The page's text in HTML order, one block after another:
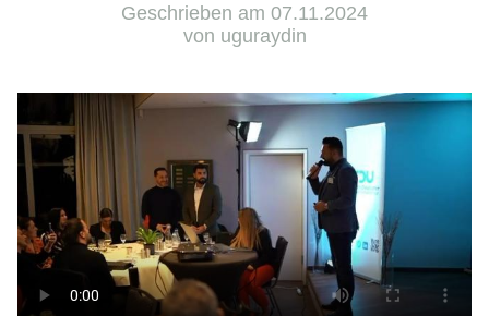
Geschrieben am 07.11.2024
von uguraydin